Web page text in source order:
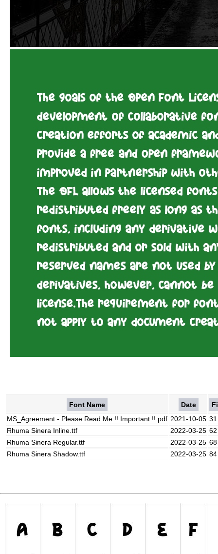
Font Name Date
MS_Agreement - Please Read Me !! Important !!.pdf 2021-10-05
Rhuma Sinera Inline.ttf
2022-03-25
Rhuma Sinera Regular.ttf
2022-03-25
Rhuma Sinera Shadow.ttf
2022-03-25